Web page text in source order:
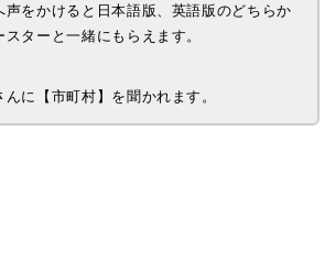
声をかけると日本語版、英語版のどちらか
スターと一緒にもらえます。
んに【市町村】を聞かれます。